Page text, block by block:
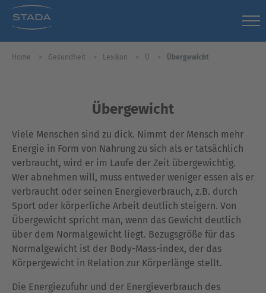
Home Gesundheit Lexikon Ü Übergewicht
Übergewicht
Viele Menschen sind zu dick. Nimmt der Mensch mehr
Energie in Form von Nahrung zu sich als er tatsächlich
verbraucht, wird er im Laufe der Zeit übergewichtig.
Wer abnehmen will, muss entweder weniger essen als er
verbraucht oder seinen Energieverbrauch, z.B. durch
Sport oder körperliche Arbeit deutlich steigern. Von
Übergewicht spricht man, wenn das Gewicht deutlich
über dem Normalgewicht liegt. Bezugsgröße für das
Normalgewicht ist der Body-Mass-index, der das
Körpergewicht in Relation zur Körperlänge stellt.
Die Energiezufuhr und der Energieverbrauch des